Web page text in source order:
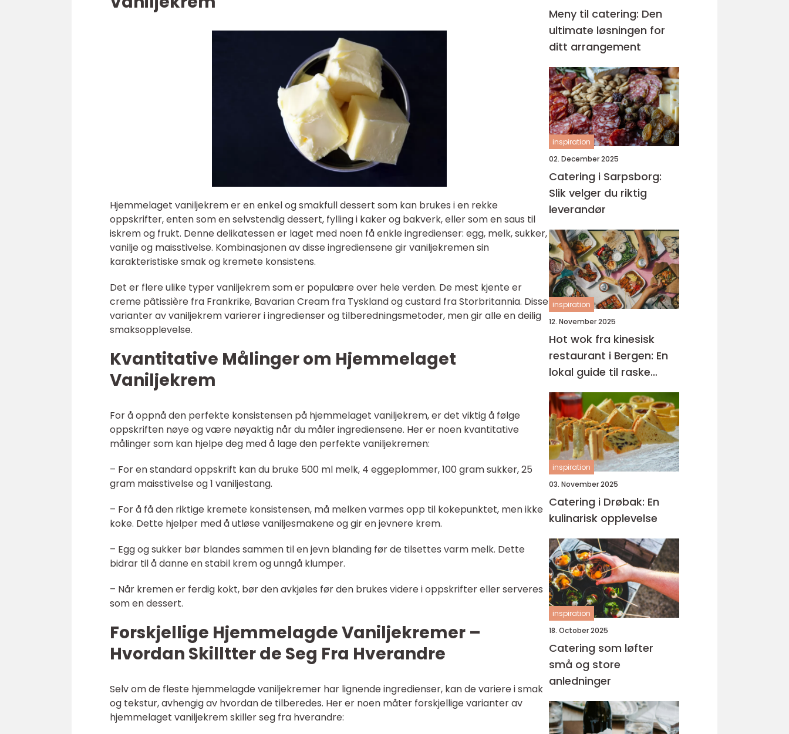
Hjemmelaget vaniljekrem er en enkel og smakfull dessert som kan brukes i en rekke
oppskrifter, enten som en selvstendig dessert, fylling i kaker og bakverk, eller som en saus til
iskrem og frukt. Denne delikatessen er laget med noen få enkle ingredienser: egg, melk, sukker,
vanilje og maisstivelse. Kombinasjonen av disse ingrediensene gir vaniljekremen sin
karakteristiske smak og kremete konsistens.
Det er flere ulike typer vaniljekrem som er populære over hele verden. De mest kjente er
creme pâtissière fra Frankrike, Bavarian Cream fra Tyskland og custard fra Storbritannia. Disse
varianter av vaniljekrem varierer i ingredienser og tilberedningsmetoder, men gir alle en deilig
smaksopplevelse.
Kvantitative Målinger om Hjemmelaget
Vaniljekrem
For å oppnå den perfekte konsistensen på hjemmelaget vaniljekrem, er det viktig å følge
oppskriften nøye og være nøyaktig når du måler ingrediensene. Her er noen kvantitative
målinger som kan hjelpe deg med å lage den perfekte vaniljekremen:
– For en standard oppskrift kan du bruke 500 ml melk, 4 eggeplommer, 100 gram sukker, 25
gram maisstivelse og 1 vaniljestang.
– For å få den riktige kremete konsistensen, må melken varmes opp til kokepunktet, men ikke
koke. Dette hjelper med å utløse vaniljesmakene og gir en jevnere krem.
– Egg og sukker bør blandes sammen til en jevn blanding før de tilsettes varm melk. Dette
bidrar til å danne en stabil krem og unngå klumper.
– Når kremen er ferdig kokt, bør den avkjøles før den brukes videre i oppskrifter eller serveres
som en dessert.
Forskjellige Hjemmelagde Vaniljekremer –
Hvordan Skilltter de Seg Fra Hverandre
Selv om de fleste hjemmelagde vaniljekremer har lignende ingredienser, kan de variere i smak
og tekstur, avhengig av hvordan de tilberedes. Her er noen måter forskjellige varianter av
hjemmelaget vaniljekrem skiller seg fra hverandre:
Meny til catering: Den
ultimate løsningen for
ditt arrangement
inspiration
02. December 2025
Catering i Sarpsborg:
Slik velger du riktig
leverandør
inspiration
12. November 2025
Hot wok fra kinesisk
restaurant i Bergen: En
lokal guide til raske
smaker på Sartor
inspiration
03. November 2025
Catering i Drøbak: En
kulinarisk opplevelse
inspiration
18. October 2025
Catering som løfter
små og store
anledninger